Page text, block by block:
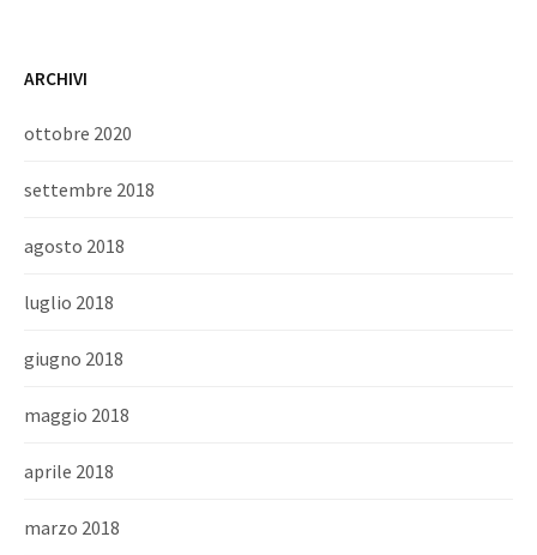
ARCHIVI
ottobre 2020
settembre 2018
agosto 2018
luglio 2018
giugno 2018
maggio 2018
aprile 2018
marzo 2018